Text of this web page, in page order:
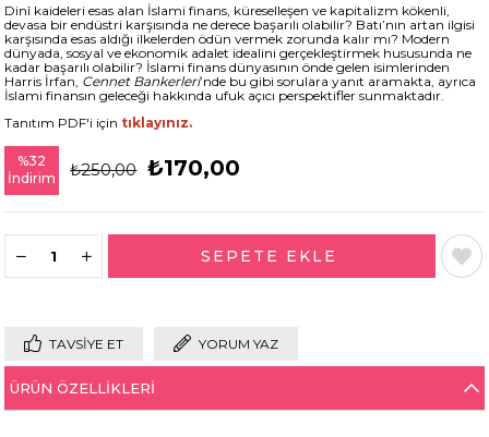
Dinî kaideleri esas alan İslami finans, küreselleşen ve kapitalizm kökenli,
devasa bir endüstri karşısında ne derece başarılı olabilir? Batı’nın artan ilgisi
karşısında esas aldığı ilkelerden ödün vermek zorunda kalır mı? Modern
dünyada, sosyal ve ekonomik adalet idealini gerçekleştirmek hususunda ne
kadar başarılı olabilir? İslami finans dünyasının önde gelen isimlerinden
Harris İrfan, Cennet Bankerleri’nde bu gibi sorulara yanıt aramakta, ayrıca
İslami finansın geleceği hakkında ufuk açıcı perspektifler sunmaktadır.
Tanıtım PDF'i için tıklayınız.
%32
İndirim
₺250,00 ₺170,00
TAVSIYE ET YORUM YAZ
ÜRÜN ÖZELLIKLERI